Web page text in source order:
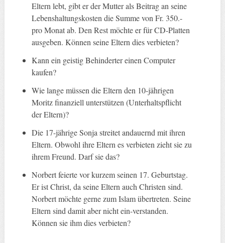
Eltern lebt, gibt er der Mutter als Beitrag an seine
Lebenshaltungskosten die Summe von Fr. 350.-
pro Monat ab. Den Rest möchte er für CD-Platten
ausgeben. Können seine Eltern dies verbieten?
Kann ein geistig Behinderter einen Computer
kaufen?
Wie lange müssen die Eltern den 10-jährigen
Moritz finanziell unterstützen (Unterhaltspflicht
der Eltern)?
Die 17-jährige Sonja streitet andauernd mit ihren
Eltern. Obwohl ihre Eltern es verbieten zieht sie zu
ihrem Freund. Darf sie das?
Norbert feierte vor kurzem seinen 17. Geburtstag.
Er ist Christ, da seine Eltern auch Christen sind.
Norbert möchte gerne zum Islam übertreten. Seine
Eltern sind damit aber nicht ein-verstanden.
Können sie ihm dies verbieten?